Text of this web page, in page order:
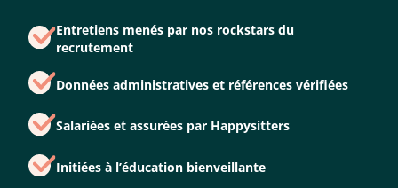
Entretiens menés par nos rockstars du
recrutement
Données administratives et références vérifiées
Salariées et assurées par Happysitters
Initiées à l’éducation bienveillante